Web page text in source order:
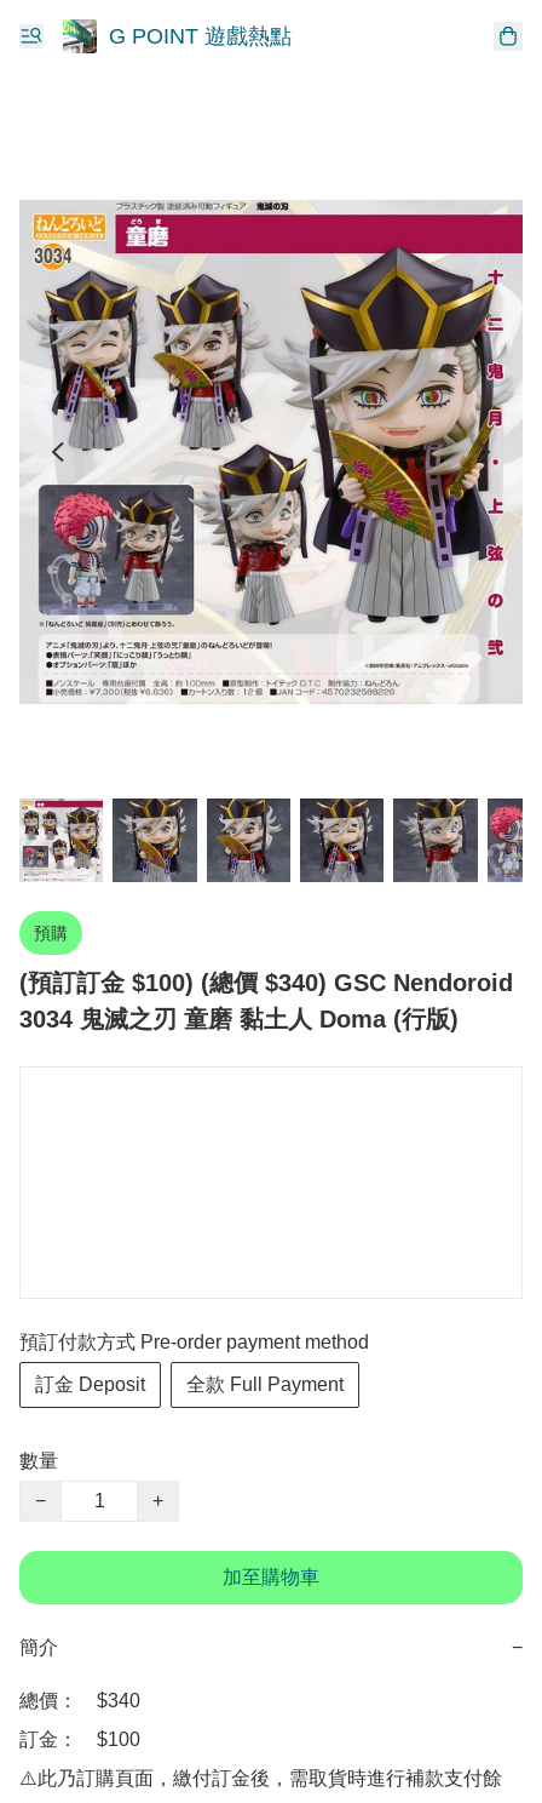
G POINT 遊戲熱點
預購
(預訂訂金 $100) (總價 $340) GSC Nendoroid
3034 鬼滅之刃 童磨 黏土人 Doma (行版)
預訂付款方式 Pre-order payment method
訂金 Deposit 全款 Full Payment
數量
−
+
加至購物車
簡介 −
總價：　$340
訂金：　$100
⚠️此乃訂購頁面，繳付訂金後，需取貨時進行補款支付餘